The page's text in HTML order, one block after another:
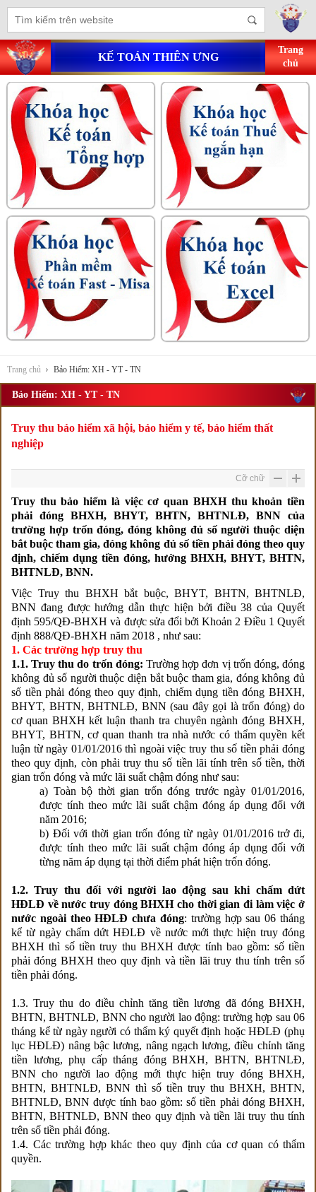
KẾ TOÁN THIÊN ƯNG
Trang
chủ
Trang chủ Bảo Hiểm: XH - YT - TN
Bảo Hiểm: XH - YT - TN
Truy thu bảo hiểm xã hội, bảo hiểm y tế, bảo hiểm thất
nghiệp
Cỡ chữ
Truy thu bảo hiểm là việc cơ quan BHXH thu khoản tiền
phải đóng BHXH, BHYT, BHTN, BHTNLĐ, BNN của
trường hợp trốn đóng, đóng không đủ số người thuộc diện
bắt buộc tham gia, đóng không đủ số tiền phải đóng theo quy
định, chiếm dụng tiền đóng, hưởng BHXH, BHYT, BHTN,
BHTNLĐ, BNN.
Việc Truy thu BHXH bắt buộc, BHYT, BHTN, BHTNLĐ,
BNN đang được hướng dẫn thực hiện bởi điều 38 của Quyết
định 595/QĐ-BHXH và được sửa đổi bởi Khoản 2 Điều 1 Quyết
định 888/QĐ-BHXH năm 2018 , như sau:
1. Các trường hợp truy thu
1.1. Truy thu do trốn đóng: Trường hợp đơn vị trốn đóng, đóng
không đủ số người thuộc diện bắt buộc tham gia, đóng không đủ
số tiền phải đóng theo quy định, chiếm dụng tiền đóng BHXH,
BHYT, BHTN, BHTNLĐ, BNN (sau đây gọi là trốn đóng) do
cơ quan BHXH kết luận thanh tra chuyên ngành đóng BHXH,
BHYT, BHTN, cơ quan thanh tra nhà nước có thẩm quyền kết
luận từ ngày 01/01/2016 thì ngoài việc truy thu số tiền phải đóng
theo quy định, còn phải truy thu số tiền lãi tính trên số tiền, thời
gian trốn đóng và mức lãi suất chậm đóng như sau:
a) Toàn bộ thời gian trốn đóng trước ngày 01/01/2016,
được tính theo mức lãi suất chậm đóng áp dụng đối với
năm 2016;
b) Đối với thời gian trốn đóng từ ngày 01/01/2016 trở đi,
được tính theo mức lãi suất chậm đóng áp dụng đối với
từng năm áp dụng tại thời điểm phát hiện trốn đóng.
1.2. Truy thu đối với người lao động sau khi chấm dứt
HĐLĐ về nước truy đóng BHXH cho thời gian đi làm việc ở
nước ngoài theo HĐLĐ chưa đóng: trường hợp sau 06 tháng
kể từ ngày chấm dứt HĐLĐ về nước mới thực hiện truy đóng
BHXH thì số tiền truy thu BHXH được tính bao gồm: số tiền
phải đóng BHXH theo quy định và tiền lãi truy thu tính trên số
tiền phải đóng.
1.3. Truy thu do điều chỉnh tăng tiền lương đã đóng BHXH,
BHTN, BHTNLĐ, BNN cho người lao động: trường hợp sau 06
tháng kể từ ngày người có thẩm ký quyết định hoặc HĐLĐ (phụ
lục HĐLĐ) nâng bậc lương, nâng ngạch lương, điều chỉnh tăng
tiền lương, phụ cấp tháng đóng BHXH, BHTN, BHTNLĐ,
BNN cho người lao động mới thực hiện truy đóng BHXH,
BHTN, BHTNLĐ, BNN thì số tiền truy thu BHXH, BHTN,
BHTNLĐ, BNN được tính bao gồm: số tiền phải đóng BHXH,
BHTN, BHTNLĐ, BNN theo quy định và tiền lãi truy thu tính
trên số tiền phải đóng.
1.4. Các trường hợp khác theo quy định của cơ quan có thẩm
quyền.